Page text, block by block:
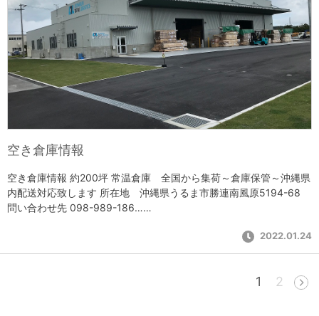
空き倉庫情報
空き倉庫情報 約200坪 常温倉庫 全国から集荷～倉庫保管～沖縄県
内配送対応致します 所在地 沖縄県うるま市勝連南風原5194-68
問い合わせ先 098-989-186……
2022.01.24
1 2